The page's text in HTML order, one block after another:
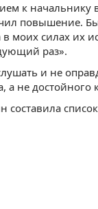
к начальнику
повышение.
моих силах их
раз».
и не
а не достойного
составила